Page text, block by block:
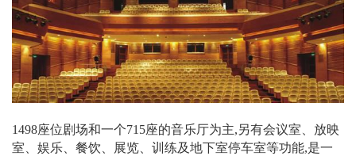
1498座位剧场和一个715座的音乐厅为主,另有会议室、放映
室、娱乐、餐饮、展览、训练及地下室停车室等功能,是一